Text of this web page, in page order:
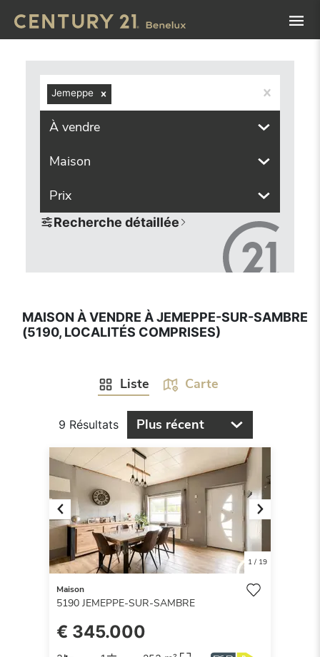
Jemeppe
À vendre
Maison
Prix
Recherche détaillée
MAISON À VENDRE À JEMEPPE-SUR-SAMBRE
(5190, LOCALITÉS COMPRISES)
Liste Carte
9 Résultats Plus récent
Previous Next
1/ 19
Maison
5190 JEMEPPE-SUR-SAMBRE
€ 345.000